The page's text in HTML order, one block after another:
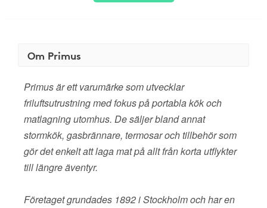
Om Primus
Primus är ett varumärke som utvecklar
friluftsutrustning med fokus på portabla kök och
matlagning utomhus. De säljer bland annat
stormkök, gasbrännare, termosar och tillbehör som
gör det enkelt att laga mat på allt från korta utflykter
till längre äventyr.
Företaget grundades 1892 i Stockholm och har en